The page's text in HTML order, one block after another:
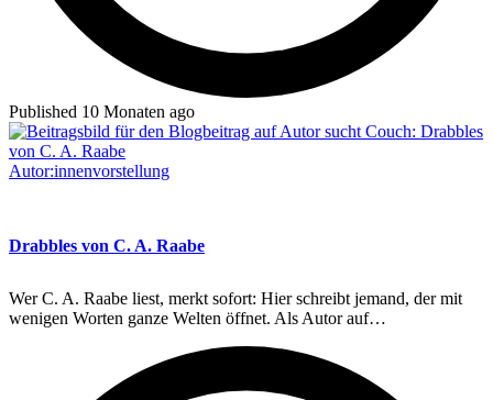
Published 10 Monaten ago
Autor:innenvorstellung
Drabbles von C. A. Raabe
Wer C. A. Raabe liest, merkt sofort: Hier schreibt jemand, der mit
wenigen Worten ganze Welten öffnet. Als Autor auf…